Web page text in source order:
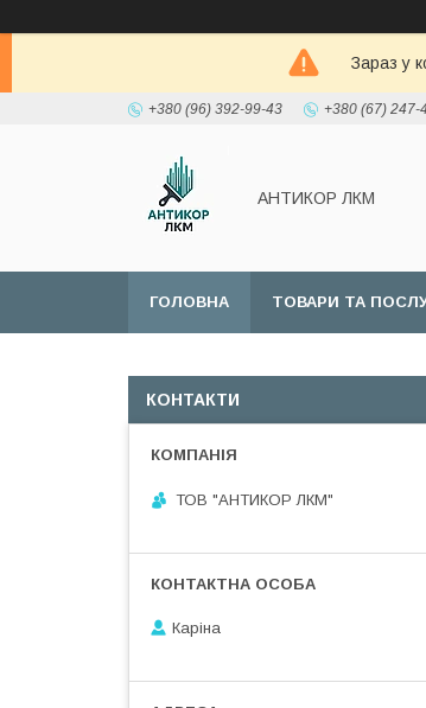
Зараз у
+380 (96) 392-99-43 +380 (67) 247-
АНТИКОР ЛКМ
ГОЛОВНА ТОВАРИ ТА
КОНТАКТИ
ТОВ "АНТИКОР ЛКМ"
Каріна